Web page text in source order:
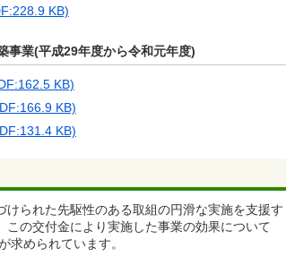
KB)
事業(平成29年度から令和元年度)
KB)
KB)
KB)
られた先駆性のある取組の円滑な実施を支援す
の交付金により実施した事業の効果について
求められています。